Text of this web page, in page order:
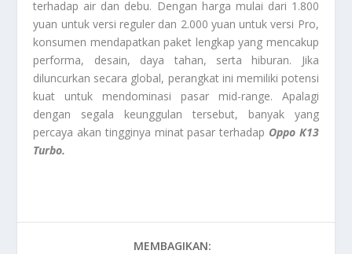
terhadap air dan debu. Dengan harga mulai dari 1.800
yuan untuk versi reguler dan 2.000 yuan untuk versi Pro,
konsumen mendapatkan paket lengkap yang mencakup
performa, desain, daya tahan, serta hiburan. Jika
diluncurkan secara global, perangkat ini memiliki potensi
kuat untuk mendominasi pasar mid-range. Apalagi
dengan segala keunggulan tersebut, banyak yang
percaya akan tingginya minat pasar terhadap Oppo K13
Turbo.
MEMBAGIKAN: